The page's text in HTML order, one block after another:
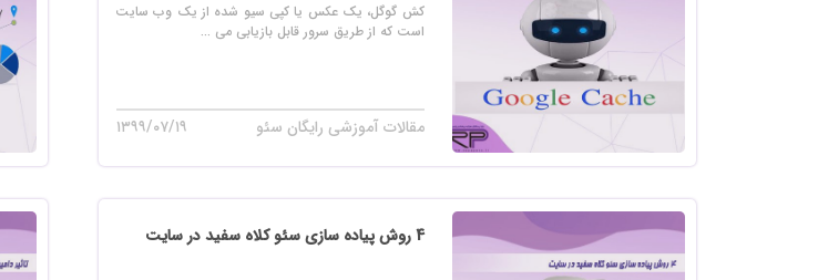
کش گوگل، یک عکس یا کپی سیو شده از یک وب سایت
است که از طریق سرور قابل بازیابی می ...
مقالات آموزشی رایگان سئو ۱۳۹۹/۰۷/۱۹
4 روش پیاده سازی سئو کلاه سفید در سایت